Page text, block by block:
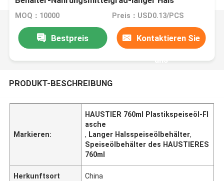
MOQ：10000 Preis：USD0.13/PCS
Bestpreis Kontaktieren Sie
uns
PRODUKT-BESCHREIBUNG
Markieren:
HAUSTIER 760ml Plastikspeiseöl-Fl
asche
, Langer Halsspeiseölbehälter,
Speiseölbehälter des HAUSTIERES
760ml
Herkunftsort China